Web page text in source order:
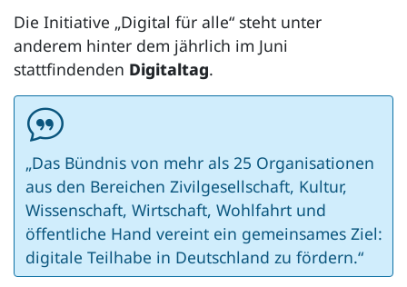
Die Initiative „Digital für alle“ steht unter
anderem hinter dem jährlich im Juni
stattfindenden Digitaltag.
„Das Bündnis von mehr als 25 Organisationen
aus den Bereichen Zivilgesellschaft, Kultur,
Wissenschaft, Wirtschaft, Wohlfahrt und
öffentliche Hand vereint ein gemeinsames Ziel:
digitale Teilhabe in Deutschland zu fördern.“